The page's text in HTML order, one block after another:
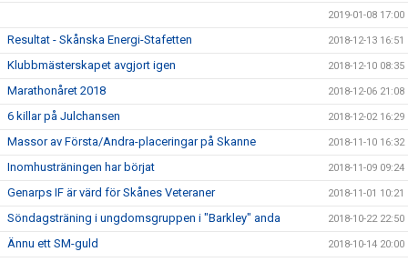
2019-01-08 17:00
Resultat - Skånska Energi-Stafetten 2018-12-13 16:51
Klubbmästerskapet avgjort igen 2018-12-10 08:35
Marathonåret 2018 2018-12-06 21:08
6 killar på Julchansen 2018-12-02 16:29
Massor av Första/Andra-placeringar på Skanne 2018-11-10 16:32
Inomhusträningen har börjat 2018-11-09 09:24
Genarps IF är värd för Skånes Veteraner 2018-11-01 10:21
Söndagsträning i ungdomsgruppen i "Barkley" anda 2018-10-22 22:50
Ännu ett SM-guld 2018-10-14 20:00